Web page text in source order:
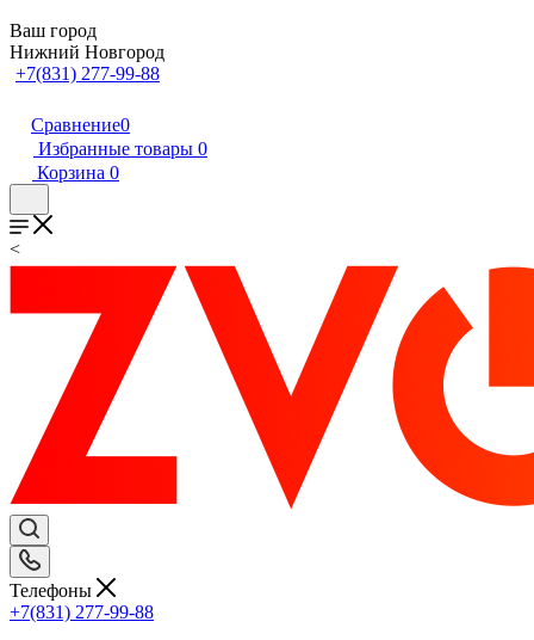
Ваш город
Нижний Новгород
+7(831) 277-99-88
Сравнение0
Избранные товары 0
Корзина 0
<
Телефоны
+7(831) 277-99-88